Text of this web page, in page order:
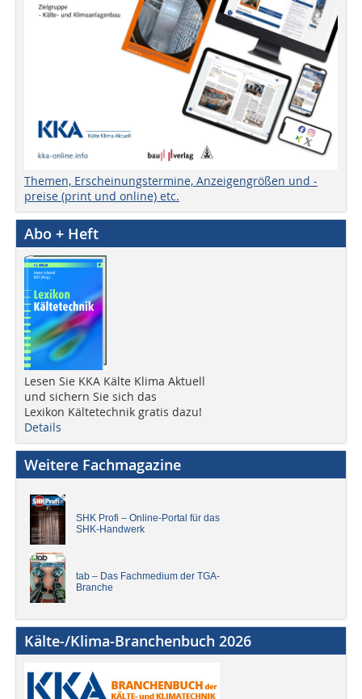
Themen, Erscheinungstermine, Anzeigengrößen und -
preise (print und online) etc.
Abo + Heft
Lesen Sie KKA Kälte Klima Aktuell
und sichern Sie sich das
Lexikon Kältetechnik gratis dazu!
Details
Weitere Fachmagazine
SHK Profi – Online-Portal für das
SHK-Handwerk
tab – Das Fachmedium der TGA-
Branche
Kälte-/Klima-Branchenbuch 2026